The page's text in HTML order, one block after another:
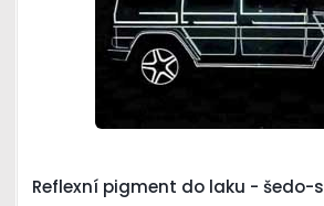
Reflexní pigment do laku - šedo-